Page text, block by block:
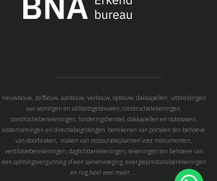
nieuwbouw, zelfbouw, aanbouw, verbouw, opbouw, dakkapellen, uitbreidingen
van woningen en utiliteitsgebouwen, constructietekeningen,
constructieberekeningen, funderingsherstel, dakkapellen en opbouwen,
kostenramingen en directiebegrotingen, berekenen van portalen ten behoeve
van doorbraken, maken van restauratieplannen voor monumenten,
ventilatieberekeningen, daglichtberekeningen, tekeningen ten behoeve van
een splitsingsvergunning of een samenvoeging, energieprestatieberekeningen
en nog heel veel meer…..